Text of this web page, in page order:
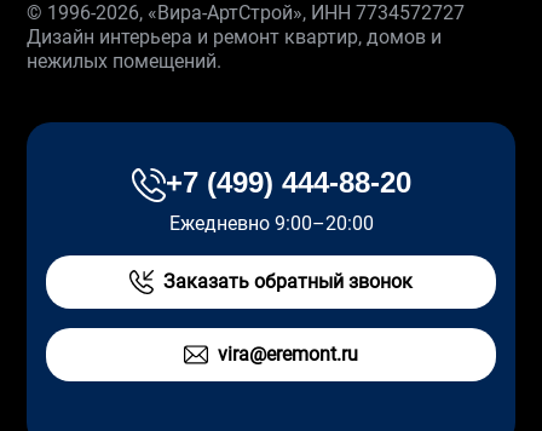
© 1996-2026, «Вира-АртСтрой», ИНН 7734572727
Дизайн интерьера и ремонт квартир, домов и
нежилых помещений.
+7 (499) 444-88-20
Ежедневно 9:00–20:00
Заказать обратный звонок
vira@eremont.ru